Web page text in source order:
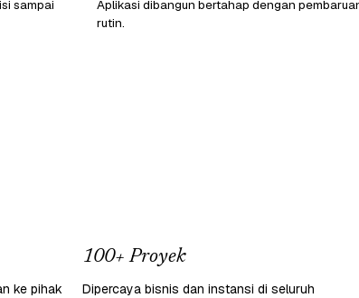
sampai
Aplikasi dibangun bertahap dengan
rutin.
ke pihak
100+ Proyek
Dipercaya bisnis dan instansi di seluruh